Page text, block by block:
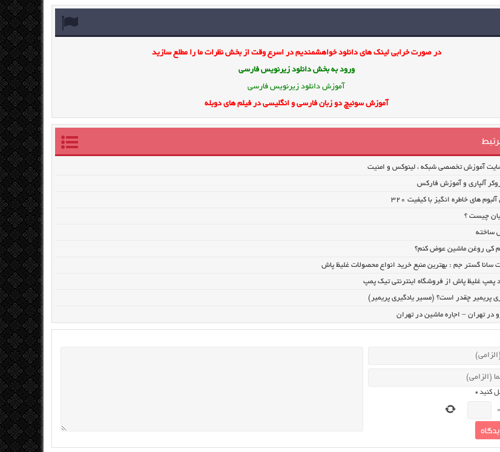
در صورت خرابی لینک های دانلود خواهشمندیم در اسرع وقت از بخش نظرات ما را مطلع سازید
ورود به بخش دانلود زیرنویس فارسی
آموزش دانلود زیرنویس فارسی
آموزش سوئیچ دو زبان فارسی و انگلیسی در فیلم های دوبله
آلپاری و آموزش فارکس
های خاطره انگیز با کیفیت ۳۲۰
چیست ؟
ساخته
کی روغن ماشین عوض کنم؟
سانا گستر جم : بهترین منبع خرید انواع محصولات غلیظ پاش
پمپ غلیظ پاش از فروشگاه اینترنتی تیک پمپ
پریمیر چقدر است؟ (مسیر یادگیری پریمیر)
در تهران – اجاره ماشین در تهران
کنید*